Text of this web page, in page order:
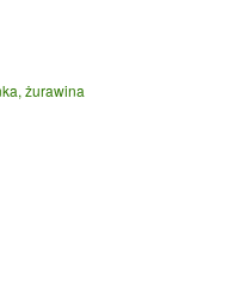
żurawina